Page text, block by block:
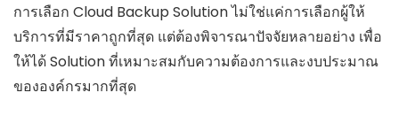
การเลือก Cloud Backup Solution ไม่ใช่แค่การเลือกผู้ให้
บริการที่มีราคาถูกที่สุด แต่ต้องพิจารณาปัจจัยหลายอย่าง เพื่อ
ให้ได้ Solution ที่เหมาะสมกับความต้องการและงบประมาณ
ขององค์กรมากที่สุด